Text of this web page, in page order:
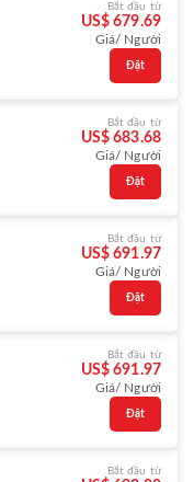
Bắt đầu từ
US$ 679.69
Giá/ Người
Đặt
Bắt đầu từ
US$ 683.68
Giá/ Người
Đặt
Bắt đầu từ
US$ 691.97
Giá/ Người
Đặt
Bắt đầu từ
US$ 691.97
Giá/ Người
Đặt
Bắt đầu từ